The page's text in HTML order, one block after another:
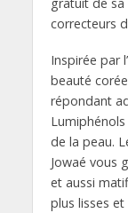
correcteurs
Inspirée par
beauté
répondant
Lumiphénols
de la peau.
Jowaé vous
et aussi
plus lisses